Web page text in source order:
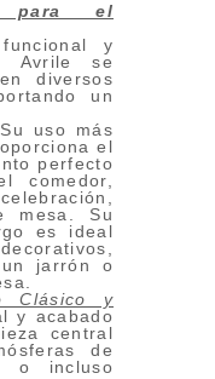
para el
y
Avrile se
diversos
un
Su uso más
el
perfecto
comedor,
mesa. Su
es ideal
jarrón o
Clásico y
y acabado
central
de
o incluso